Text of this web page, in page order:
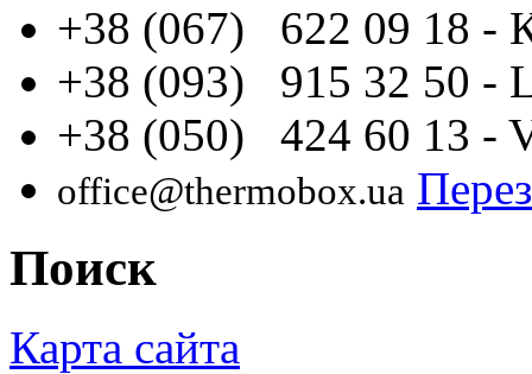
+38 (067) 622 09 18 -
+38 (093) 915 32 50 -
+38 (050) 424 60 13 -
office@thermobox.ua
Поиск
Карта сайта